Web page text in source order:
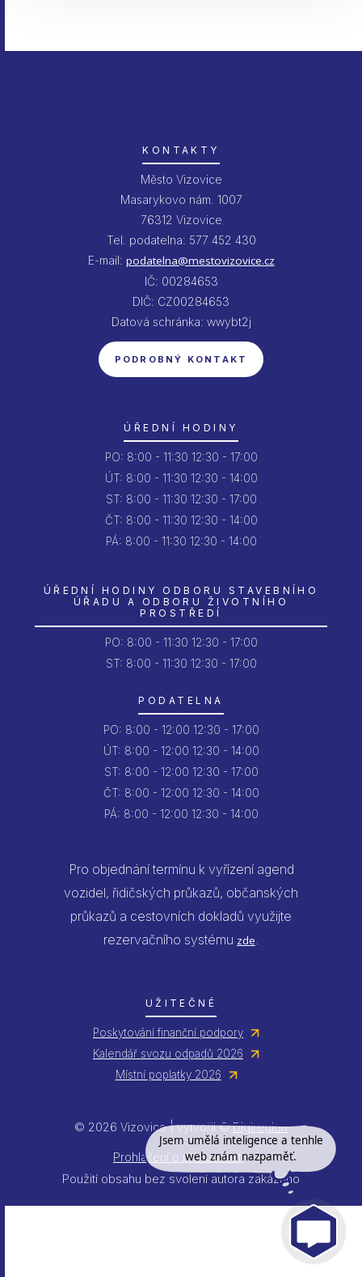
KONTAKTY
Město Vizovice
Masarykovo nám. 1007
76312 Vizovice
Tel. podatelna: 577 452 430
E-mail: podatelna@mestovizovice.cz
IČ: 00284653
DIČ: CZ00284653
Datová schránka: wwybt2j
PODROBNÝ KONTAKT
ÚŘEDNÍ HODINY
PO: 8:00 - 11:30 12:30 - 17:00
ÚT: 8:00 - 11:30 12:30 - 14:00
ST: 8:00 - 11:30 12:30 - 17:00
ČT: 8:00 - 11:30 12:30 - 14:00
PÁ: 8:00 - 11:30 12:30 - 14:00
ÚŘEDNÍ HODINY ODBORU STAVEBNÍHO
ÚŘADU A ODBORU ŽIVOTNÍHO
PROSTŘEDÍ
PO: 8:00 - 11:30 12:30 - 17:00
ST: 8:00 - 11:30 12:30 - 17:00
PODATELNA
PO: 8:00 - 12:00 12:30 - 17:00
ÚT: 8:00 - 12:00 12:30 - 14:00
ST: 8:00 - 12:00 12:30 - 17:00
ČT: 8:00 - 12:00 12:30 - 14:00
PÁ: 8:00 - 12:00 12:30 - 14:00
Pro objednání termínu k vyřízení agend
vozidel, řidičských průkazů, občanských
průkazů a cestovních dokladů využijte
rezervačního systému zde.
UŽITEČNÉ
Poskytování finanční podpory
Kalendář svozu odpadů 2026
Místní poplatky 2026
© 2026 Vizovice | vytvořil ©Digiregion
Prohlášení o přístupnosti
Použití obsahu bez svolení autora zakázáno
Jsem umělá inteligence a tenhle
web znám nazpaměť.